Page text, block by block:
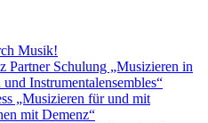
Musik!
Partner Schulung „Musizieren in
und Instrumentalensembles“
„Musizieren für und mit
mit Demenz“